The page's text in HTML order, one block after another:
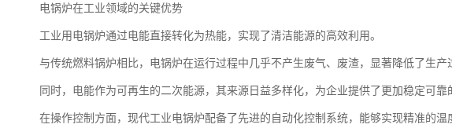
电锅炉在工业领域的关键优势
工业用电锅炉通过电能直接转化为热能，实现了清洁能源的高效利用。
与传统燃料锅炉相比，电锅炉在运行过程中几乎不产生废气、废渣，显著降低了生产
同时，电能作为可再生的二次能源，其来源日益多样化，为企业提供了更加稳定可靠
在操作控制方面，现代工业电锅炉配备了先进的自动化控制系统，能够实现精准的温